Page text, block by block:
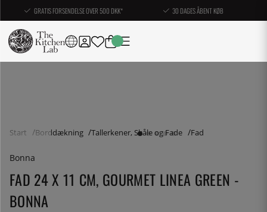
GRATIS FORSENDELSE OVER 500 DKK* 30 DAGES ÅBENT KØB
Start Borddækning Tallerkener, Skåle og Fade Fad
Bonna
FAD 24 X 11 CM, GOURMET LINEA GREEN -
BONNA